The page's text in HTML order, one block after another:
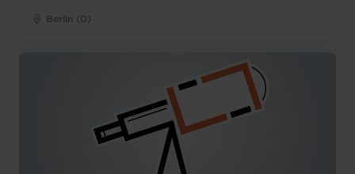
Berlin (D)